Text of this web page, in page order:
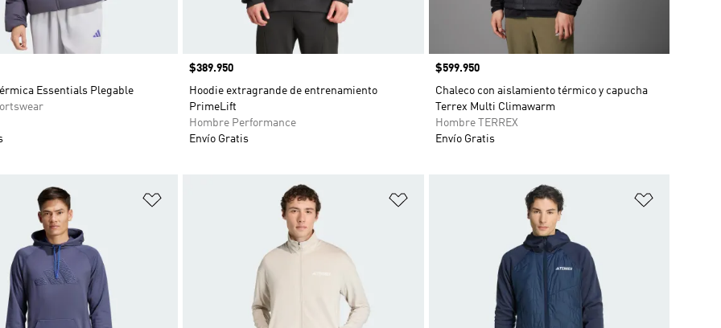
Essentials Plegable
Precio
$389.950
Hoodie extragrande de entrenamiento
PrimeLift
Hombre Performance
Envío Gratis
Precio
$599.950
Chaleco con aislamiento térmico y capucha
Terrex Multi Climawarm
Hombre TERREX
Envío Gratis
de deseos Añadir a la lista de deseos Añadir a la lista de deseos